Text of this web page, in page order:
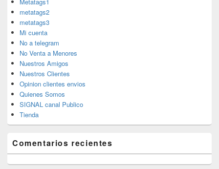
metatags2
metatags3
Mi cuenta
No a telegram
No Venta a Menores
Nuestros Amigos
Nuestros Clientes
Opinion clientes envios
Quienes Somos
SIGNAL canal Publico
Tienda
Comentarios recientes